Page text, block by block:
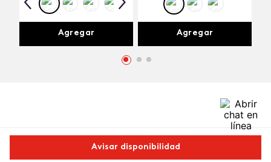
Avisar disponibilidad
Agregar Agregar
Comentarios